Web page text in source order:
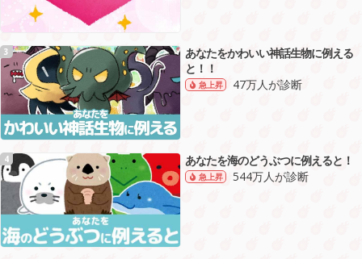
3
あなたをかわいい神話生物に例える
と！！
急上昇 47万人が診断
4 あなたを海のどうぶつに例えると！
急上昇 544万人が診断